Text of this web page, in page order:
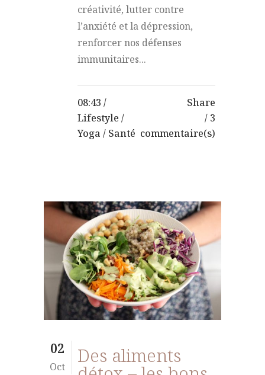
créativité, lutter contre
l’anxiété et la dépression,
renforcer nos défenses
immunitaires...
08:43 /
Lifestyle /
Yoga / Santé
Share
3
commentaire(s)
02
Oct Des aliments